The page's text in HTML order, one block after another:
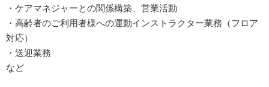
・ケアマネジャーとの関係構築、営業活動
・高齢者のご利用者様への運動インストラクター業務（フロア
対応）
・送迎業務
など